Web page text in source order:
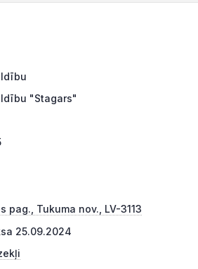
"Stagars"
pag., Tukuma nov., LV-3113
25.09.2024